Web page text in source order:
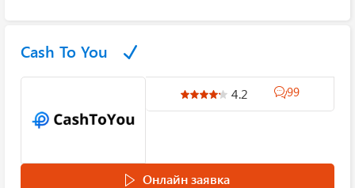
Cash To You
4.2 99
Онлайн заявка